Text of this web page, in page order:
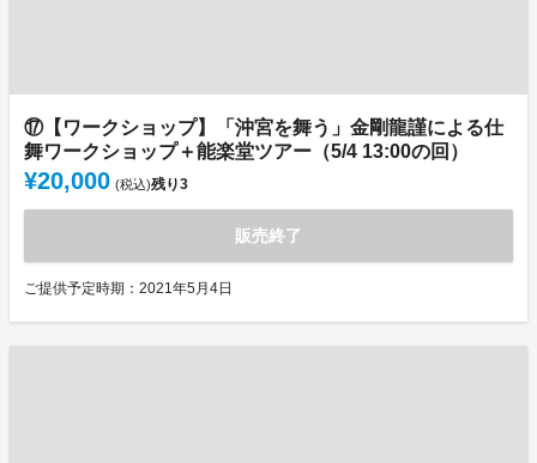
⑰【ワークショップ】「沖宮を舞う」金剛龍謹による仕
舞ワークショップ＋能楽堂ツアー（5/4 13:00の回）
¥20,000 (税込)残り3
販売終了
ご提供予定時期：2021年5月4日